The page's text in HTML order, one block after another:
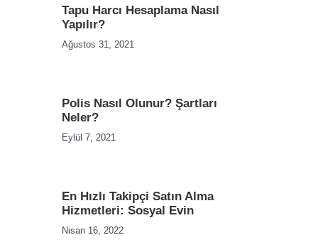
Tapu Harcı Hesaplama Nasıl
Yapılır?
Ağustos 31, 2021
Polis Nasıl Olunur? Şartları
Neler?
Eylül 7, 2021
En Hızlı Takipçi Satın Alma
Hizmetleri: Sosyal Evin
Nisan 16, 2022